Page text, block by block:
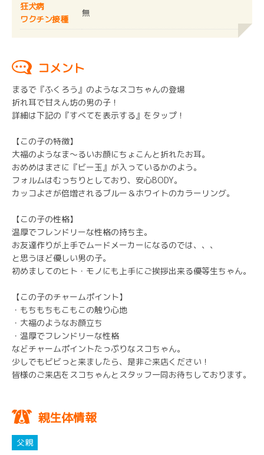
狂犬病
ワクチン接種
無
コメント
まるで『ふくろう』のようなスコちゃんの登場
折れ耳で甘えん坊の男の子！
詳細は下記の『すべてを表示する』をタップ！
【この子の特徴】
大福のようなま〜るいお顔にちょこんと折れたお耳。
おめめはまさに『ビー玉』が入っているかのよう。
フォルムはむっちりとしており、安心BODY。
カッコよさが倍増されるブルー＆ホワイトのカラーリング。
【この子の性格】
温厚でフレンドリーな性格の持ち主。
お友達作りが上手でムードメーカーになるのでは、、、
と思うほど優しい男の子。
初めましてのヒト・モノにも上手にご挨拶出来る優等生ちゃん。
【この子のチャームポイント】
・もちもちもこもこの触り心地
・大福のようなお顔立ち
・温厚でフレンドリーな性格
などチャームポイントたっぷりなスコちゃん。
少しでもビビっと来ましたら、是非ご来店ください！
皆様のご来店をスコちゃんとスタッフ一同お待ちしております。
親生体情報